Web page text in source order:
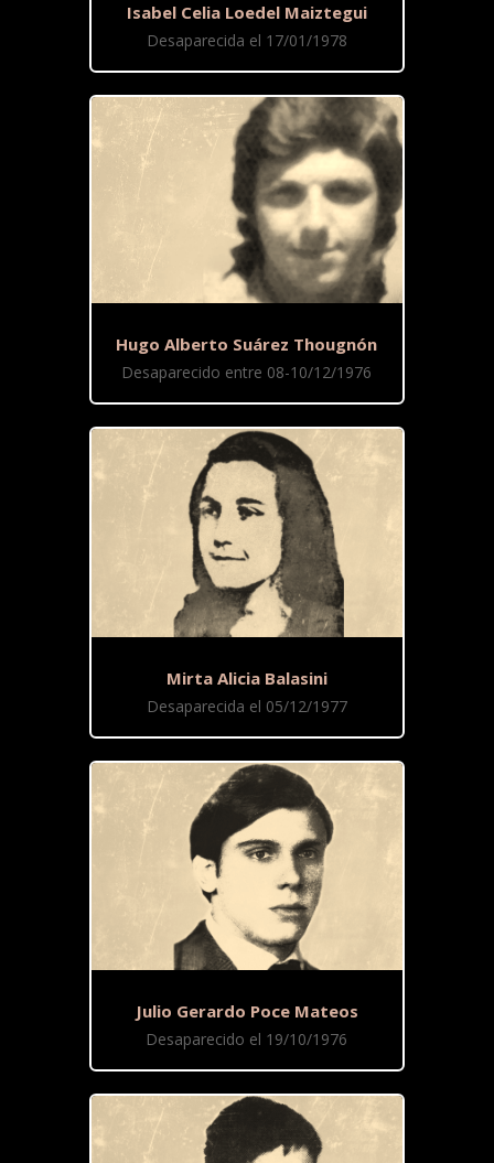
Isabel Celia Loedel Maiztegui
Desaparecida el 17/01/1978
Hugo Alberto Suárez Thougnón
Desaparecido entre 08-10/12/1976
Mirta Alicia Balasini
Desaparecida el 05/12/1977
Julio Gerardo Poce Mateos
Desaparecido el 19/10/1976